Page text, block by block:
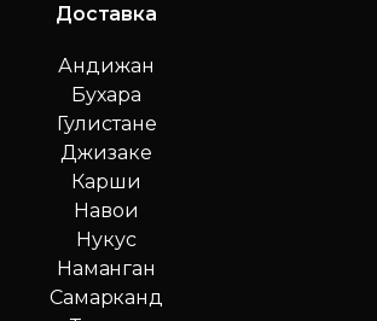
Доставка
Андижан
Бухара
Гулистане
Джизаке
Карши
Навои
Нукус
Наманган
Самарканд